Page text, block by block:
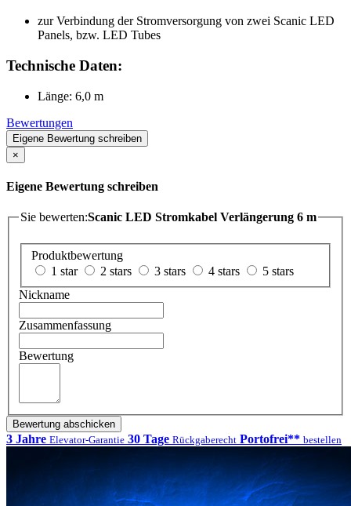
zur Verbindung der Stromversorgung von zwei Scanic LED
Panels, bzw. LED Tubes
Technische Daten:
Länge: 6,0 m
Bewertungen
Eigene Bewertung schreiben
×
Eigene Bewertung schreiben
Sie bewerten:Scanic LED Stromkabel Verlängerung 6 m
Produktbewertung
1 star
2 stars 3 stars 4 stars
5 stars
Nickname
Zusammenfassung
Bewertung
Bewertung abschicken
3 Jahre Elevator-Garantie 30 Tage Rückgaberecht Portofrei** bestellen